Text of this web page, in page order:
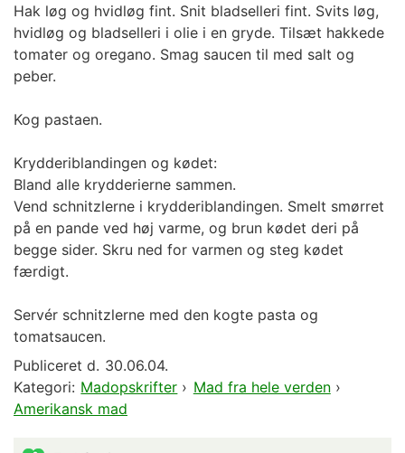
Hak løg og hvidløg fint. Snit bladselleri fint. Svits løg,
hvidløg og bladselleri i olie i en gryde. Tilsæt hakkede
tomater og oregano. Smag saucen til med salt og
peber.
Kog pastaen.
Krydderiblandingen og kødet:
Bland alle krydderierne sammen.
Vend schnitzlerne i krydderiblandingen. Smelt smørret
på en pande ved høj varme, og brun kødet deri på
begge sider. Skru ned for varmen og steg kødet
færdigt.
Servér schnitzlerne med den kogte pasta og
tomatsaucen.
Publiceret d. 30.06.04.
Kategori: Madopskrifter › Mad fra hele verden›
Amerikansk mad